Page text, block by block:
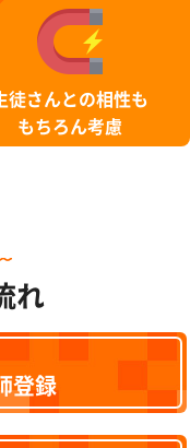
徒さんとの相性も
もちろん考慮
れ
登録